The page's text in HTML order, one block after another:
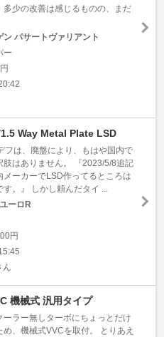
多少の改善は感じるものの、まだ
ン パサートヴァリアント
ー
Way Metal Plate LSD
フは、廃盤により、もはや国内で
肢はありません。 『2023/5/8追記
メーカーでLSD作ってるところは
。』 しかし頼んだタイ ...
ーロR
円
ん
機械式 汎用タイプ
ーラー無しターボにちょっとだけ
め、機械式VVCを取付。 とりあえ